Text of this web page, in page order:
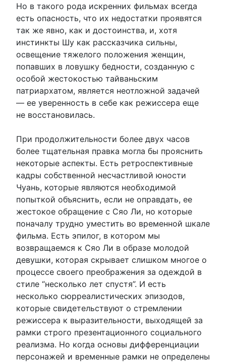
Но в такого рода искренних фильмах всегда
есть опасность, что их недостатки проявятся
так же явно, как и достоинства, и, хотя
инстинкты Шу как рассказчика сильны,
освещение тяжелого положения женщин,
попавших в ловушку бедности, созданную с
особой жестокостью тайваньским
патриархатом, является неотложной задачей
— ее уверенность в себе как режиссера еще
не восстановилась.
При продолжительности более двух часов
более тщательная правка могла бы прояснить
некоторые аспекты. Есть ретроспективные
кадры собственной несчастливой юности
Чуань, которые являются необходимой
попыткой объяснить, если не оправдать, ее
жестокое обращение с Сяо Ли, но которые
поначалу трудно уместить во временной шкале
фильма. Есть эпилог, в котором мы
возвращаемся к Сяо Ли в образе молодой
девушки, которая скрывает слишком многое о
процессе своего преображения за одеждой в
стиле “несколько лет спустя”. И есть
несколько сюрреалистических эпизодов,
которые свидетельствуют о стремлении
режиссера к выразительности, выходящей за
рамки строго презентационного социального
реализма. Но когда основы дифференциации
персонажей и временные рамки не определены